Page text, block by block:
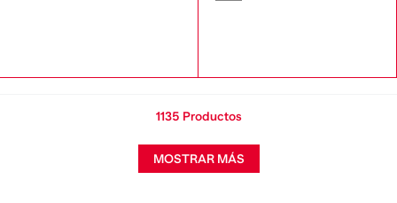
1135 Productos
MOSTRAR MÁS